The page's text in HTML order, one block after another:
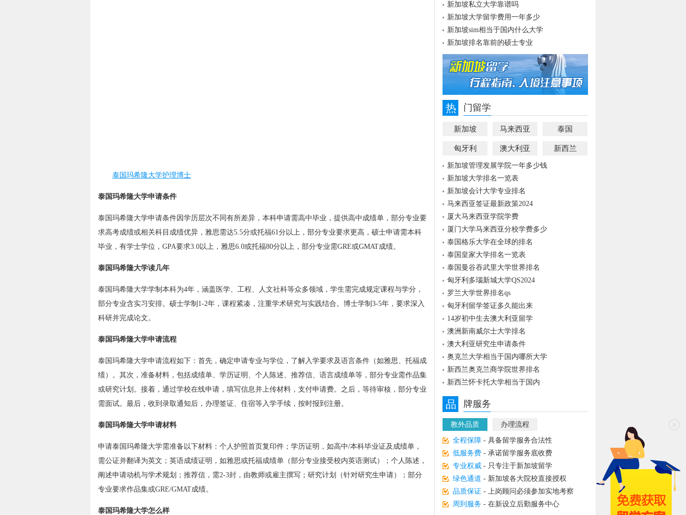
泰国玛希隆大学护理博士
泰国玛希隆大学申请条件
泰国玛希隆大学申请条件因学历层次不同有所差异，本科申请需高中毕业，提供高中成绩单，部分专业要
求高考成绩或相关科目成绩优异，雅思需达5.5分或托福61分以上，部分专业要求更高，硕士申请需本科
毕业，有学士学位，GPA要求3.0以上，雅思6.0或托福80分以上，部分专业需GRE或GMAT成绩。
泰国玛希隆大学读几年
泰国玛希隆大学学制本科为4年，涵盖医学、工程、人文社科等众多领域，学生需完成规定课程与学分，
部分专业含实习安排。硕士学制1-2年，课程紧凑，注重学术研究与实践结合。博士学制3-5年，要求深入
科研并完成论文。
泰国玛希隆大学申请流程
泰国玛希隆大学申请流程如下：首先，确定申请专业与学位，了解入学要求及语言条件（如雅思、托福成
绩）。其次，准备材料，包括成绩单、学历证明、个人陈述、推荐信、语言成绩单等，部分专业需作品集
或研究计划。接着，通过学校在线申请，填写信息并上传材料，支付申请费。之后，等待审核，部分专业
需面试。最后，收到录取通知后，办理签证、住宿等入学手续，按时报到注册。
泰国玛希隆大学申请材料
申请泰国玛希隆大学需准备以下材料：个人护照首页复印件；学历证明，如高中/本科毕业证及成绩单，
需公证并翻译为英文；英语成绩证明，如雅思或托福成绩单（部分专业接受校内英语测试）；个人陈述，
阐述申请动机与学术规划；推荐信，需2-3封，由教师或雇主撰写；研究计划（针对研究生申请）；部分
专业要求作品集或GRE/GMAT成绩。
泰国玛希隆大学怎么样
新加坡私立大学靠谱吗
新加坡大学留学费用一年多少
新加坡sim相当于国内什么大学
新加坡排名靠前的硕士专业
热 门留学
新加坡 马来西亚 泰国
匈牙利 澳大利亚 新西兰
新加坡管理发展学院一年多少钱
新加坡大学排名一览表
新加坡会计大学专业排名
马来西亚签证最新政策2024
厦大马来西亚学院学费
厦门大学马来西亚分校学费多少
泰国格乐大学在全球的排名
泰国皇家大学排名一览表
泰国曼谷吞武里大学世界排名
匈牙利多瑙新城大学QS2024
罗兰大学世界排名qs
匈牙利留学签证多久能出来
14岁初中生去澳大利亚留学
澳洲新南威尔士大学排名
澳大利亚研究生申请条件
奥克兰大学相当于国内哪所大学
新西兰奥克兰商学院世界排名
新西兰怀卡托大学相当于国内
品 牌服务
教外品质 办理流程
全程保障 - 具备留学服务合法性
低服务费 - 承诺留学服务底收费
专业权威 - 只专注于新加坡留学
绿色通道 - 新加坡各大院校直接授权
品质保证 - 上岗顾问必须参加实地考察
周到服务 - 在新设立后勤服务中心